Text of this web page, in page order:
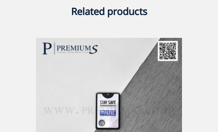
Related products